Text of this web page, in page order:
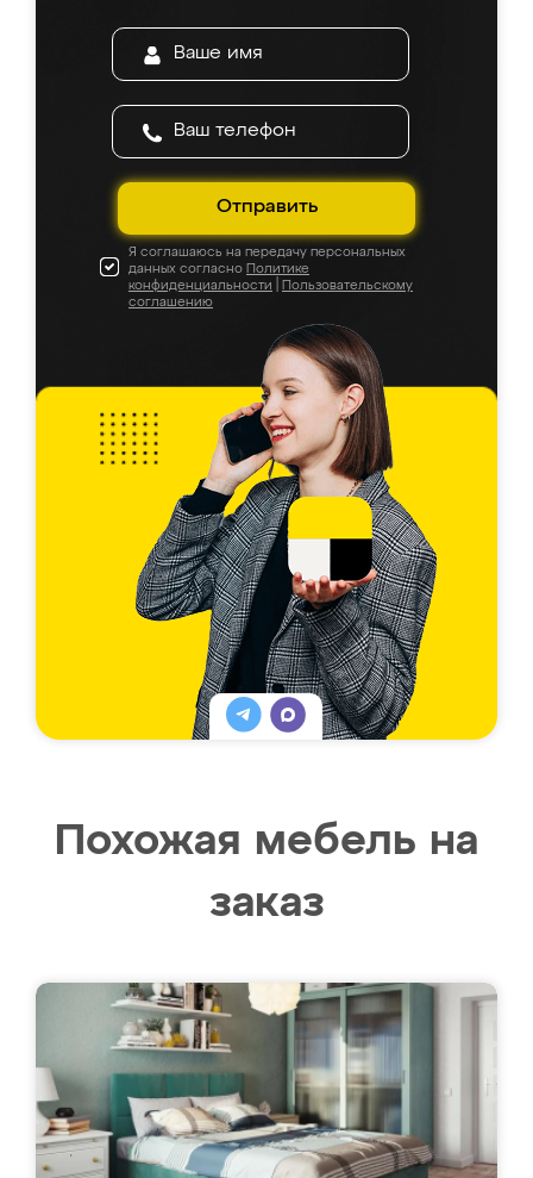
Отправить
Я соглашаюсь на передачу персональных
данных согласно Политике
конфиденциальности
Пользовательскому
соглашению
Похожая мебель на
заказ